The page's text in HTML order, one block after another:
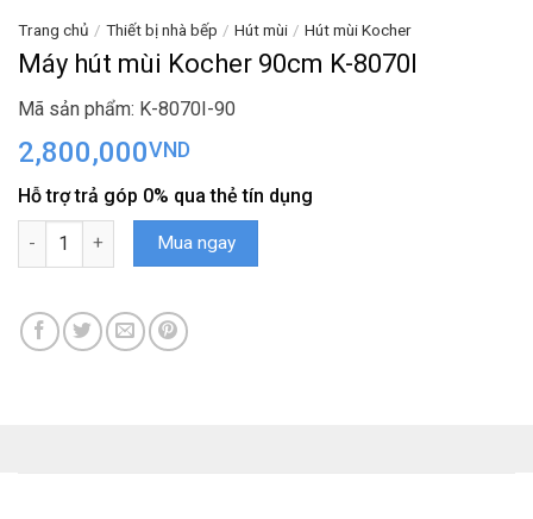
Trang chủ / Thiết bị nhà bếp / Hút mùi / Hút mùi Kocher
Máy hút mùi Kocher 90cm K-8070I
Mã sản phẩm: K-8070I-90
2,800,000VND
Hỗ trợ trả góp 0% qua thẻ tín dụng
Máy hút mùi Kocher 90cm K-8070I số lượng
Mua ngay